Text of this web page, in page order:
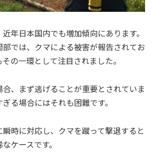
年日本国内でも増加傾向にあります。
では、クマによる被害が報告されてお
の一環として注目されました。
、まず逃げることが重要とされていま
る場合にはそれも困難です。
時に対応し、クマを蹴って撃退すると
ケースです。